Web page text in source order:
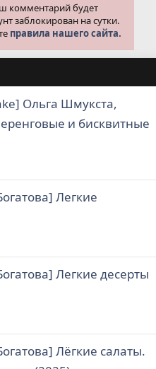
комментарий будет
заблокирован на сутки.
правила нашего сайта.
Ольга Шмукста,
и бисквитные
Легкие
Легкие десерты
Лёгкие салаты.